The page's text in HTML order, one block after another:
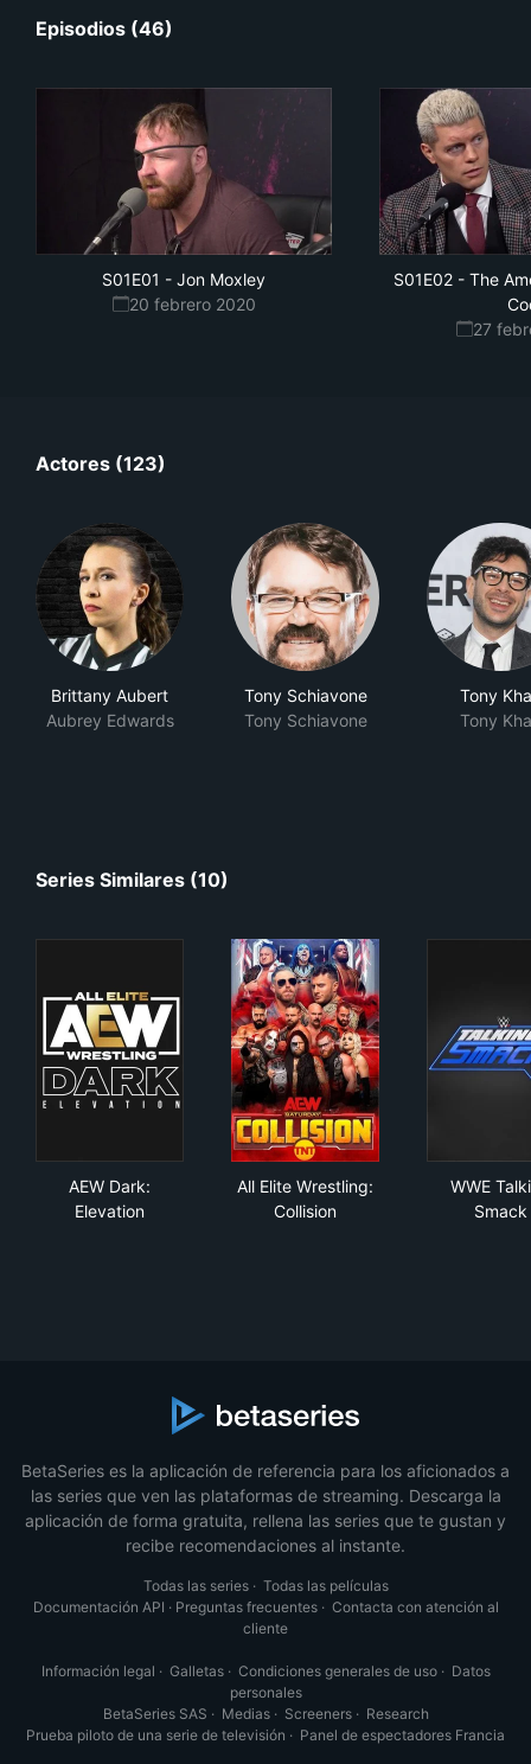
Episodios (46)
S01E01 - Jon Moxley
20 febrero 2020
S01E02- The
27
Actores (123)
Brittany Aubert
Aubrey Edwards
Tony Schiavone
Tony Schiavone
Tony
Tony
Series Similares (10)
AEW Dark:
Elevation
All Elite Wrestling:
Collision
WWE
Smack
BetaSeries es la aplicación de referencia para los aficionados a
las series que ven las plataformas de streaming. Descarga la
aplicación de forma gratuita, rellena las series que te gustan y
recibe recomendaciones al instante.
Todas las series· Todas las películas
Documentación API · Preguntas frecuentes· Contacta con atención al
cliente
Información legal · Galletas· Condiciones generales de uso· Datos
personales
BetaSeries SAS · Medias· Screeners· Research
Prueba piloto de una serie de televisión · Panel de espectadores Francia